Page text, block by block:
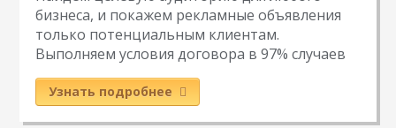
бизнеса, и покажем рекламные объявления
только потенциальным клиентам.
Выполняем условия договора в 97% случаев
Узнать подробнее